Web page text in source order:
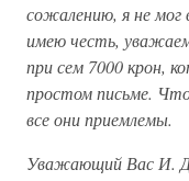
сожалению, я не
имею честь,
при сем 7000 крон,
простом письме.
все они приемлемы.
Уважающий Вас И.